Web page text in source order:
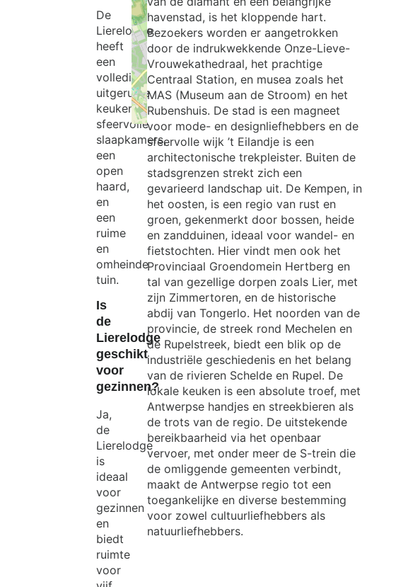
De
Lierelodge
heeft
een
volledig
uitgeruste
keuken,
sfeervolle
slaapkamers,
een
open
haard,
en
een
ruime
en
omheinde
tuin.
Is
de
Lierelodge
geschikt
voor
gezinnen?
Ja,
de
Lierelodge
is
ideaal
voor
gezinnen
en
biedt
ruimte
voor
Exit map
havenstad, is het kloppende hart.
Bezoekers worden er aangetrokken
door de indrukwekkende Onze-Lieve-
Vrouwekathedraal, het prachtige
Centraal Station, en musea zoals het
MAS (Museum aan de Stroom) en het
Rubenshuis. De stad is een magneet
voor mode- en designliefhebbers en de
sfeervolle wijk ’t Eilandje is een
architectonische trekpleister. Buiten de
stadsgrenzen strekt zich een
gevarieerd landschap uit. De Kempen, in
het oosten, is een regio van rust en
groen, gekenmerkt door bossen, heide
en zandduinen, ideaal voor wandel- en
fietstochten. Hier vindt men ook het
Provinciaal Groendomein Hertberg en
tal van gezellige dorpen zoals Lier, met
zijn Zimmertoren, en de historische
abdij van Tongerlo. Het noorden van de
provincie, de streek rond Mechelen en
de Rupelstreek, biedt een blik op de
industriële geschiedenis en het belang
van de rivieren Schelde en Rupel. De
lokale keuken is een absolute troef, met
Antwerpse handjes en streekbieren als
de trots van de regio. De uitstekende
bereikbaarheid via het openbaar
vervoer, met onder meer de S-trein die
de omliggende gemeenten verbindt,
maakt de Antwerpse regio tot een
toegankelijke en diverse bestemming
voor zowel cultuurliefhebbers als
natuurliefhebbers.